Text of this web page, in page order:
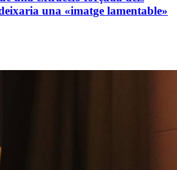
una «imatge lamentable»